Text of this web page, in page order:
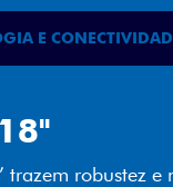
E
em LED